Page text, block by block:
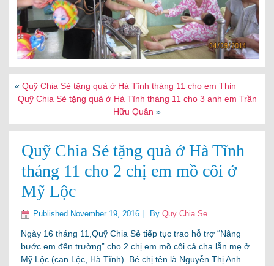
«Quỹ Chia Sẻ tặng quà ở Hà Tĩnh tháng 11 cho em Thỉn
Quỹ Chia Sẻ tặng quà ở Hà Tĩnh tháng 11 cho 3 anh em Trần
Hữu Quân »
Quỹ Chia Sẻ tặng quà ở Hà Tĩnh
tháng 11 cho 2 chị em mồ côi ở
Mỹ Lộc
Published November 19, 2016 | By Quy Chia Se
Ngày 16 tháng 11,Quỹ Chia Sẻ tiếp tục trao hỗ trợ “Nâng
bước em đến trường” cho 2 chị em mồ côi cả cha lẫn mẹ ở
Mỹ Lộc (can Lộc, Hà Tĩnh). Bé chị tên là Nguyễn Thị Anh